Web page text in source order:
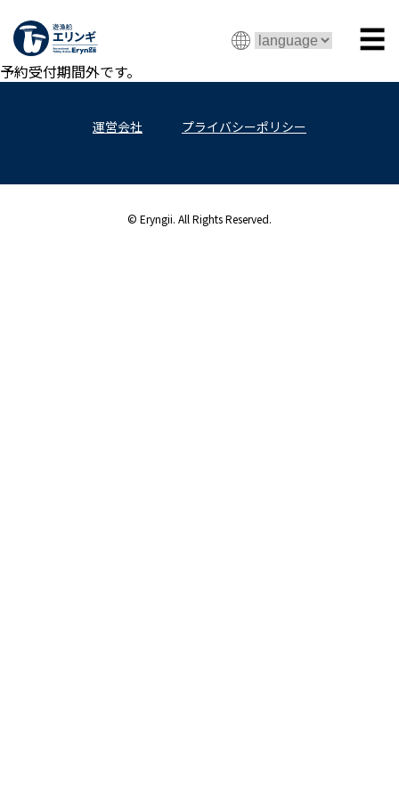
☰
予約受付期間外です。
運営会社 プライバシーポリシー
© Eryngii. All Rights Reserved.